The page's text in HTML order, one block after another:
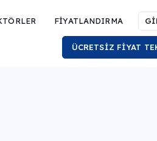
FİYATLANDIRMA
ÜCRETSİZ FİYAT